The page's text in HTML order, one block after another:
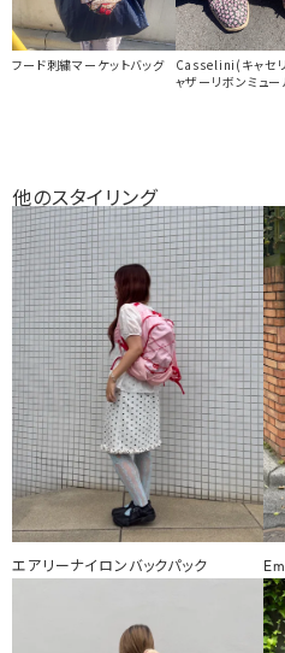
フード刺繍マーケットバッグ
Casselini(キャセ
ャザーリボンミュー
他のスタイリング
エアリーナイロンバックパック